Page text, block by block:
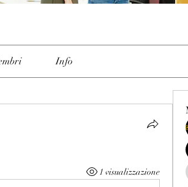
Info
1 visualizzazione